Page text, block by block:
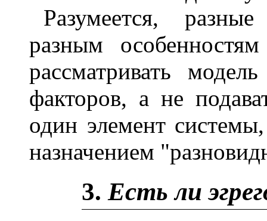
Разумеется,
разным
рассматривать
факторов, а не
один элемент
назначением
3.Есть ли